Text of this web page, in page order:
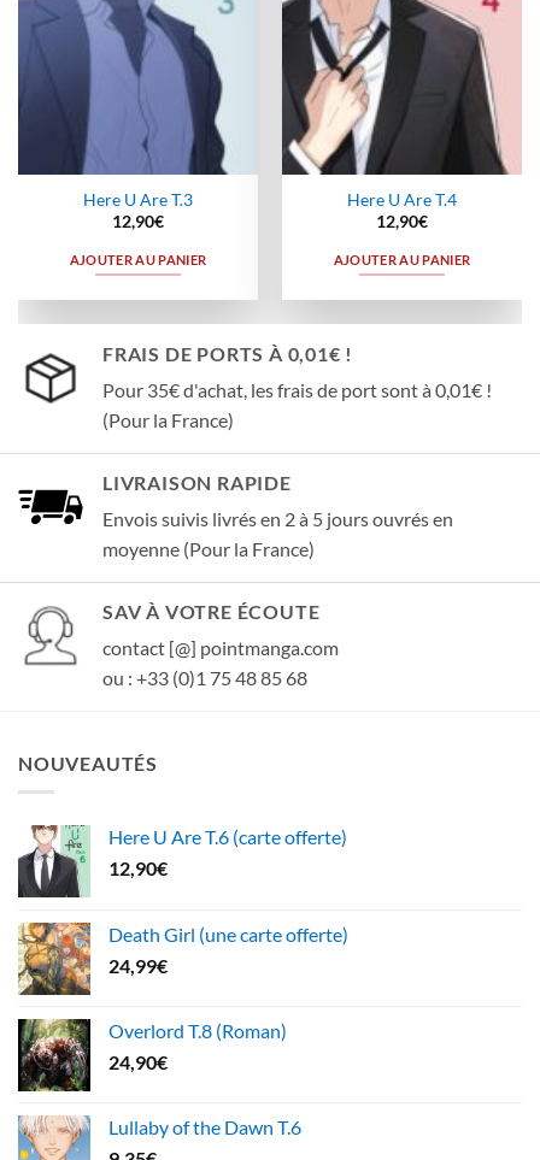
Here U Are T.3
12,90€
AJOUTER AU PANIER
Here U Are T.4
12,90€
AJOUTER AU PANIER
FRAIS DE PORTS À 0,01€ !
Pour 35€ d'achat, les frais de port sont à 0,01€ !
(Pour la France)
LIVRAISON RAPIDE
Envois suivis livrés en 2 à 5 jours ouvrés en
moyenne (Pour la France)
SAV À VOTRE ÉCOUTE
contact [@] pointmanga.com
ou : +33 (0)1 75 48 85 68
NOUVEAUTÉS
Here U Are T.6 (carte offerte)
12,90€
Death Girl (une carte offerte)
24,99€
Overlord T.8 (Roman)
24,90€
Lullaby of the Dawn T.6